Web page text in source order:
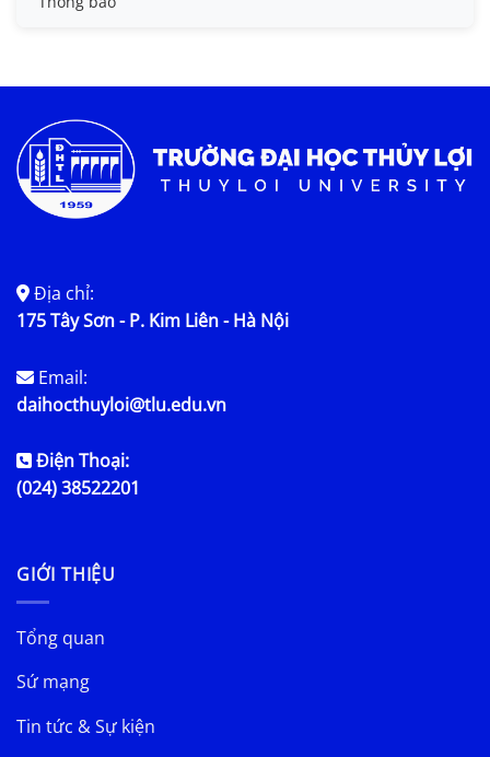
Tin tức chung
Địa chỉ:
175 Tây Sơn - P. Kim Liên - Hà Nội
Email:
daihocthuyloi@tlu.edu.vn
Điện Thoại:
(024) 38522201
GIỚI THIỆU
Tổng quan
Sứ mạng
Tin tức & Sự kiện